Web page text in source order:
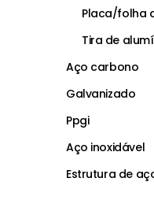
Placa/folha
Tira de
Aço carbono
Galvanizado
Ppgi
Aço inoxidável
Estrutura de